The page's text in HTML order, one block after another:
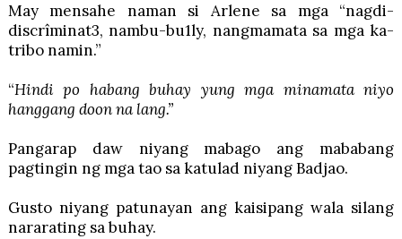
May mensahe naman si Arlene sa mga “nagdi-
discrîminat3, nambu-bu1ly, nangmamata sa mga ka-
tribo namin.”
“Hindi po habang buhay yung mga minamata niyo
hanggang doon na lang.”
Pangarap daw niyang mabago ang mababang
pagtingin ng mga tao sa katulad niyang Badjao.
Gusto niyang patunayan ang kaisipang wala silang
nararating sa buhay.